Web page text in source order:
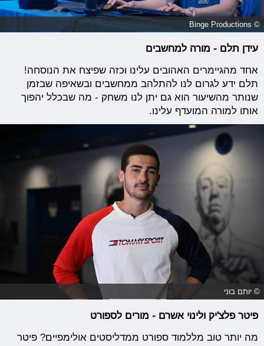
© Binge Productions
עידן תלם - מורה למחשבים
אחד מהגיימרים האהובים עלינו וכזה שפיצח את הנוסחה!
תלם ידע לגרום לנו להתלהב ממחשבים ובשאיפה שבזמן
שנותר מהשיעור הוא גם יתן לנו משחק - מה שבכלל יהפוך
אותו למורה המועדף עלינו.
© יותם בוני
פיטר פלצ'יק ולינוי אשרם - מורים לספורט
מה יותר טוב מללמוד ספורט ממדליסטים אולימפיים? פיטר